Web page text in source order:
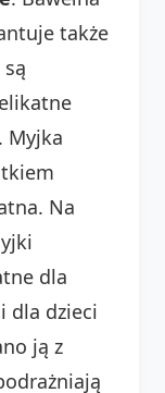
także
Myjka
Na
dla
dla dzieci
ją z